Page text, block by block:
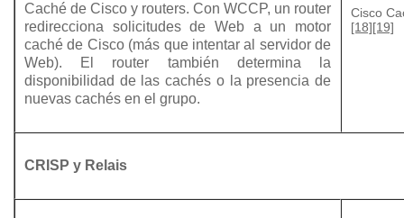
Caché de Cisco y routers. Con WCCP, un router
redirecciona solicitudes de Web a un motor
caché de Cisco (más que intentar al servidor de
Web). El router también determina la
disponibilidad de las cachés o la presencia de
nuevas cachés en el grupo.
Cisco
[18][19]
CRISP y Relais